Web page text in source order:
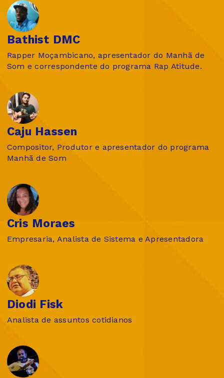
Bathist DMC
Rapper Moçambicano, apresentador do Manhã de
Som e correspondente do programa Rap Atitude.
Caju Hassen
Compositor, Produtor e apresentador do programa
Manhã de Som
Cris Moraes
Empresaria, Analista de Sistema e Apresentadora
Diodi Fisk
Analista de assuntos cotidianos